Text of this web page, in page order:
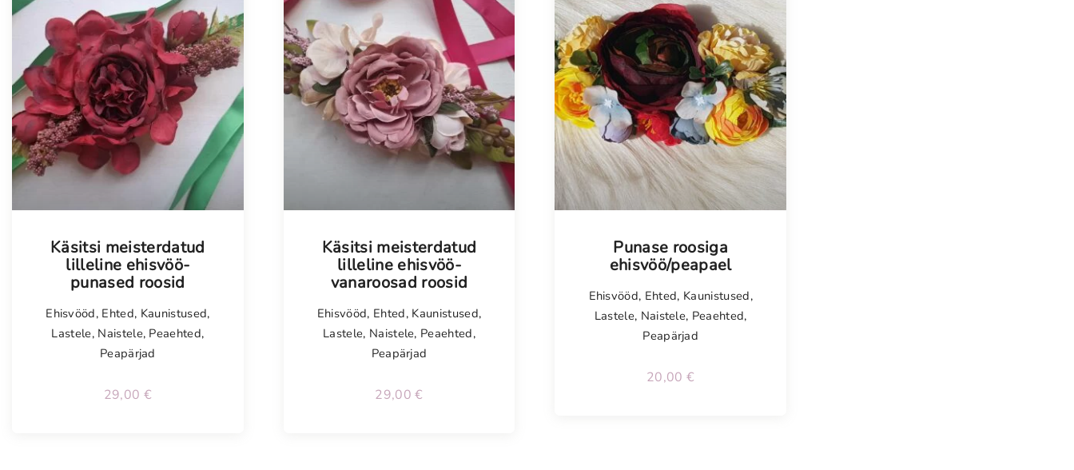
p
a
e
l
k
o
g
u
s
Käsitsi meisterdatud
lilleline ehisvöö-
punased roosid
Ehisvööd, Ehted, Kaunistused,
Lastele, Naistele, Peaehted,
Peapärjad
29,00 €
Käsitsi meisterdatud
lilleline ehisvöö-
vanaroosad roosid
Ehisvööd, Ehted, Kaunistused,
Lastele, Naistele, Peaehted,
Peapärjad
29,00€
Punase roosiga
ehisvöö/peapael
Ehisvööd, Ehted, Kaunistused,
Lastele, Naistele, Peaehted,
Peapärjad
20,00 €